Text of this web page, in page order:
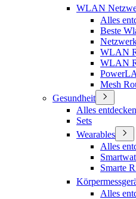
WLAN
Alles
Beste
WLAN
WLAN
Mesh
Gesundheit
Alles entdecken
Sets
Wearables
Alles
Smarte
Alles